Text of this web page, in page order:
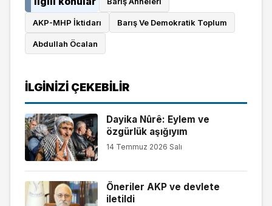
AKP-MHP İktidarı Barış Ve Demokratik Toplum
Abdullah Öcalan
İLGINIZI ÇEKEBILIR
Dayika Nûrê: Eylem ve
özgürlük aşığıyım
14 Temmuz 2026 Salı
Öneriler AKP ve devlete
iletildi